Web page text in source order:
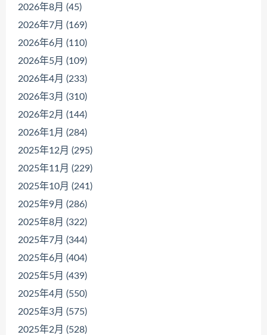
2026年8月 (45)
2026年7月 (169)
2026年6月 (110)
2026年5月 (109)
2026年4月 (233)
2026年3月 (310)
2026年2月 (144)
2026年1月 (284)
2025年12月 (295)
2025年11月 (229)
2025年10月 (241)
2025年9月 (286)
2025年8月 (322)
2025年7月 (344)
2025年6月 (404)
2025年5月 (439)
2025年4月 (550)
2025年3月 (575)
2025年2月 (528)